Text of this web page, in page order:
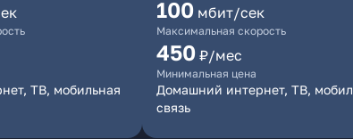
ТВ, мобильная
100 мбит/сек
Максимальная скорость
450 ₽/мес
Минимальная цена
Домашний интернет, ТВ,
связь